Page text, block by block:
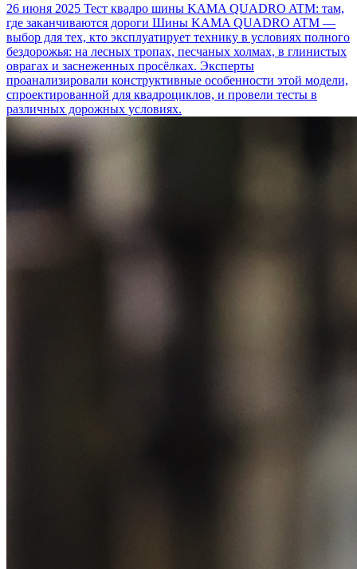
26 июня 2025 Тест квадро шины KAMA QUADRO ATM: там,
где заканчиваются дороги Шины KAMA QUADRO ATM —
выбор для тех, кто эксплуатирует технику в условиях полного
бездорожья: на лесных тропах, песчаных холмах, в глинистых
оврагах и заснеженных просёлках. Эксперты
проанализировали конструктивные особенности этой модели,
спроектированной для квадроциклов, и провели тесты в
различных дорожных условиях.